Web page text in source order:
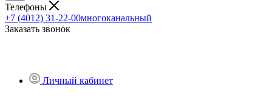
Телефоны
+7 (4012) 31-22-00многоканальный
Заказать звонок
Личный кабинет